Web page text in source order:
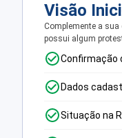
Visão
Complemente a
possui algum
Confirmação
Dados
Situação na